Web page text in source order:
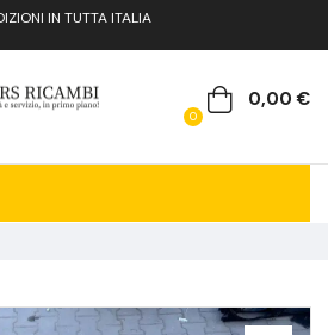
IN TUTTA ITALIA
0
0,00€